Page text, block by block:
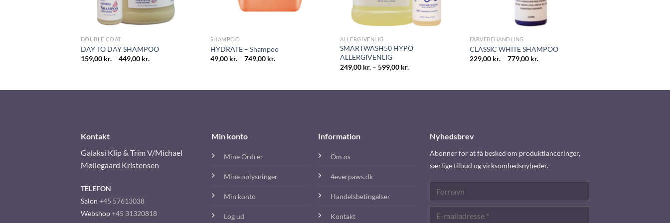
DOUBLE COAT
DAY TO DAY SHAMPOO
159,00 kr.– 449,00 kr.
SHAMPOO
HYDRATE – Shampoo
49,00 kr.– 749,00 kr.
ALLERGIVENLIG
SMARTWASH50 HYPO
ALLERGIVENLIG
249,00 kr.– 599,00 kr.
FARVEBEHANDLING
CLASSIC WHITE SHAMPOO
229,00 kr.– 779,00 kr.
Kontakt
Galaksi Klip & Trim V/Michael
Møllegaard Kristensen
TELEFON
Salon +45 57613038
Webshop+45 31320818
Min konto
Mine Ordrer
Mine oplysninger
Min konto
Log ud
Information
Om os
4everpaws.dk
Handelsbetingelser
Kontakt
Nyhedsbrev
Abonner for at få besked om produktlanceringer,
særlige tilbud og virksomhedsnyheder.